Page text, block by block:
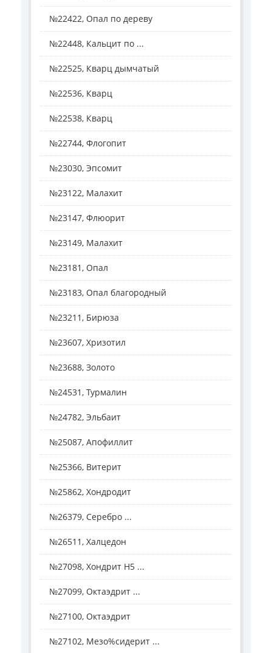
№22422, Опал по дереву
№22448, Кальцит по ...
№22525, Кварц дымчатый
№22536, Кварц
№22538, Кварц
№22744, Флогопит
№23030, Эпсомит
№23122, Малахит
№23147, Флюорит
№23149, Малахит
№23181, Опал
№23183, Опал благородный
№23211, Бирюза
№23607, Хризотил
№23688, Золото
№24531, Турмалин
№24782, Эльбаит
№25087, Апофиллит
№25366, Витерит
№25862, Хондродит
№26379, Серебро ...
№26511, Халцедон
№27098, Хондрит H5 ...
№27099, Октаэдрит ...
№27100, Октаэдрит
№27102, Мезо%сидерит ...